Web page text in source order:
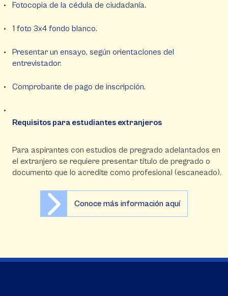
Fotocopia de la cédula de ciudadanía.
1 foto 3x4 fondo blanco.
Presentar un ensayo, según orientaciones del
entrevistador.
Comprobante de pago de inscripción.
Requisitos para estudiantes extranjeros
Para aspirantes con estudios de pregrado adelantados en
el extranjero se requiere presentar título de pregrado o
documento que lo acredite como profesional (escaneado).
Conoce más información aquí